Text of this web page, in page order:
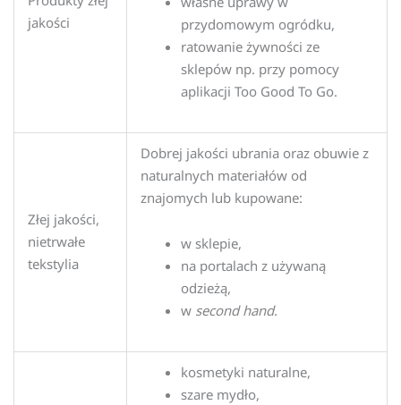
jakości
przydomowym ogródku,
ratowanie żywności ze
sklepów np. przy pomocy
aplikacji Too Good To Go.
Złej jakości,
nietrwałe
tekstylia
Dobrej jakości ubrania oraz obuwie z
naturalnych materiałów od
znajomych lub kupowane:
w sklepie,
na portalach z używaną
odzieżą,
w second hand.
kosmetyki naturalne,
szare mydło,